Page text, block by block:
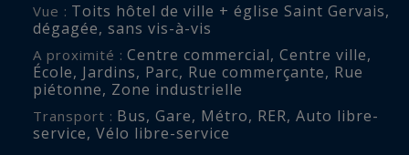
Vue : Toits hôtel de ville + église Saint Gervais,
dégagée, sans vis-à-vis
A proximité : Centre commercial, Centre ville,
École, Jardins, Parc, Rue commerçante, Rue
piétonne, Zone industrielle
Transport : Bus, Gare, Métro, RER, Auto libre-
service, Vélo libre-service